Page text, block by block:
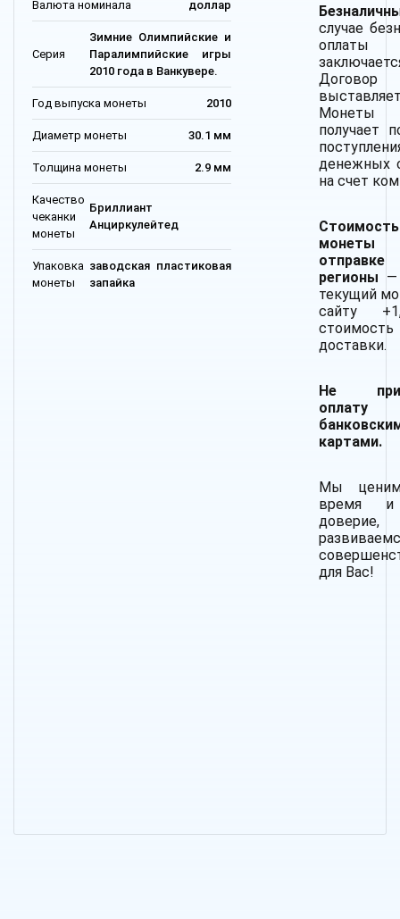
Валюта номинала доллар
Серия
Зимние Олимпийские и
Паралимпийские игры
2010 года в Ванкувере.
Год выпуска монеты 2010
Диаметр монеты 30.1 мм
Толщина монеты 2.9 мм
Качество
чеканки
монеты
Бриллиант
Анциркулейтед
Упаковка
монеты
заводская пластиковая
запайка
случае
оплаты
Монеты
получает
денежных
на счет
Стоимость
регионы —
текущий
сайту
стоимость
доставки.
Не
оплату
картами.
Мы
время
для Вас!